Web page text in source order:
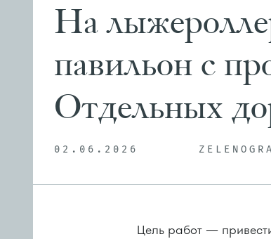
На
павильон с
Отдельных
02.06.2026
Цель работ —